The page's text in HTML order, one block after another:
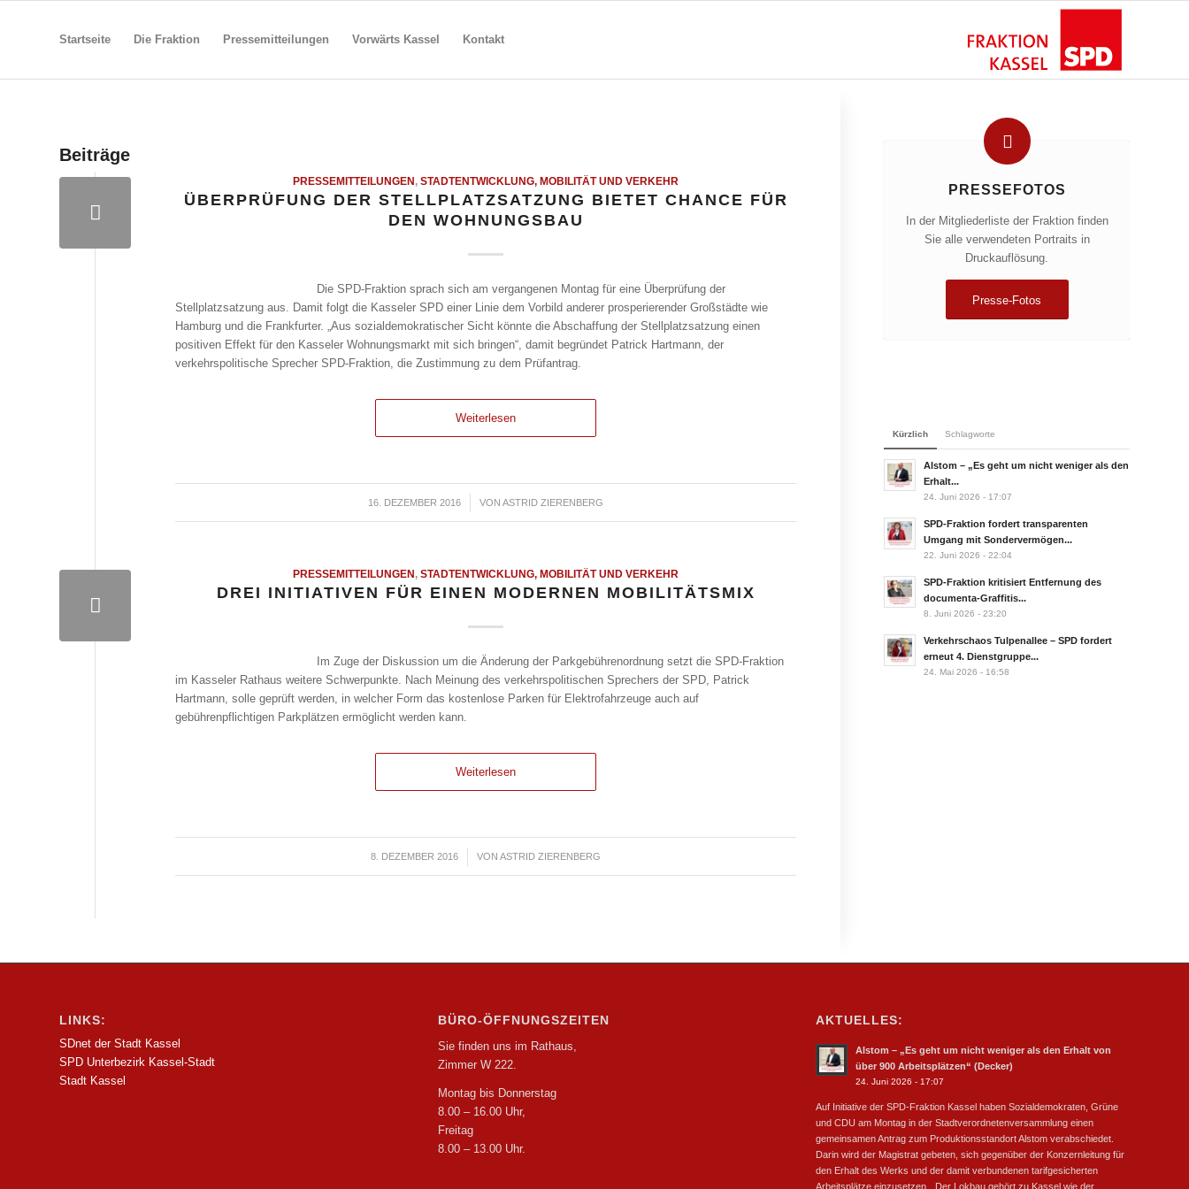
Startseite Die Fraktion Pressemitteilungen Vorwärts Kassel Kontakt
Beiträge
PRESSEMITTEILUNGEN,STADTENTWICKLUNG, MOBILITÄT UND VERKEHR
ÜBERPRÜFUNG DER STELLPLATZSATZUNG BIETET CHANCE FÜR
DEN WOHNUNGSBAU
Die SPD-Fraktion sprach sich am vergangenen Montag für eine Überprüfung der
Stellplatzsatzung aus. Damit folgt die Kasseler SPD einer Linie dem Vorbild anderer prosperierender Großstädte wie
Hamburg und die Frankfurter. „Aus sozialdemokratischer Sicht könnte die Abschaffung der Stellplatzsatzung einen
positiven Effekt für den Kasseler Wohnungsmarkt mit sich bringen“, damit begründet Patrick Hartmann, der
verkehrspolitische Sprecher SPD-Fraktion, die Zustimmung zu dem Prüfantrag.
Weiterlesen
16. DEZEMBER 2016
/ VONASTRID ZIERENBERG
PRESSEMITTEILUNGEN,STADTENTWICKLUNG, MOBILITÄT UND VERKEHR
DREI INITIATIVEN FÜR EINEN MODERNEN MOBILITÄTSMIX
Im Zuge der Diskussion um die Änderung der Parkgebührenordnung setzt die SPD-Fraktion
im Kasseler Rathaus weitere Schwerpunkte. Nach Meinung des verkehrspolitischen Sprechers der SPD, Patrick
Hartmann, solle geprüft werden, in welcher Form das kostenlose Parken für Elektrofahrzeuge auch auf
gebührenpflichtigen Parkplätzen ermöglicht werden kann.
Weiterlesen
8. DEZEMBER 2016
/ VONASTRID ZIERENBERG
PRESSEFOTOS
In der Mitgliederliste der Fraktion finden
Sie alle verwendeten Portraits in
Druckauflösung.
Presse-Fotos
Kürzlich Schlagworte
Alstom – „Es geht um nicht weniger als den
Erhalt...
24. Juni 2026 - 17:07
SPD-Fraktion fordert transparenten
Umgang mit Sondervermögen...
22. Juni 2026 - 22:04
SPD-Fraktion kritisiert Entfernung des
documenta-Graffitis...
8. Juni 2026 - 23:20
Verkehrschaos Tulpenallee – SPD fordert
erneut 4. Dienstgruppe...
24. Mai 2026 - 16:58
LINKS:
SDnet der Stadt Kassel
SPD Unterbezirk Kassel-Stadt
Stadt Kassel
BÜRO-ÖFFNUNGSZEITEN
Sie finden uns im Rathaus,
Zimmer W 222.
Montag bis Donnerstag
8.00 – 16.00 Uhr,
Freitag
8.00 – 13.00 Uhr.
AKTUELLES:
Alstom – „Es geht um nicht weniger als den Erhalt von
über 900 Arbeitsplätzen“ (Decker)
24. Juni 2026 - 17:07
Auf Initiative der SPD-Fraktion Kassel haben Sozialdemokraten, Grüne
und CDU am Montag in der Stadtverordnetenversammlung einen
gemeinsamen Antrag zum Produktionsstandort Alstom verabschiedet.
Darin wird der Magistrat gebeten, sich gegenüber der Konzernleitung für
den Erhalt des Werks und der damit verbundenen tarifgesicherten
Arbeitsplätze einzusetzen. „Der Lokbau gehört zu Kassel wie der